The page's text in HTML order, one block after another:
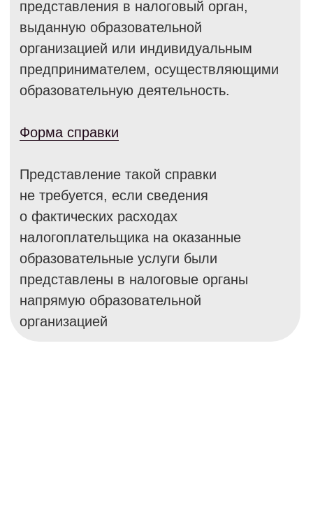
налогоплательщика на оказанные
образовательные услуги были
представлены в налоговые органы
напрямую образовательной
организацией